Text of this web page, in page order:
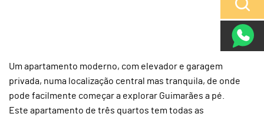
Um apartamento moderno, com elevador e garagem
privada, numa localização central mas tranquila, de onde
pode facilmente começar a explorar Guimarães a pé.
Este apartamento de três quartos tem todas as